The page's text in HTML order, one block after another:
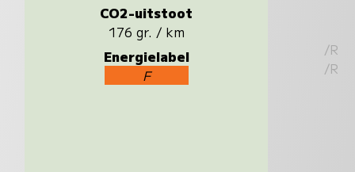
CO2-uitstoot
176 gr. / km
Energielabel
F
/R
/R